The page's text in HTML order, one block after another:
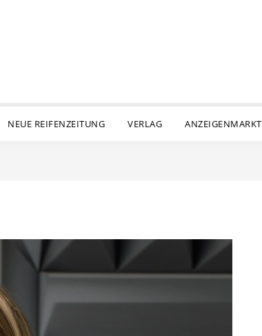
NEUE REIFENZEITUNG VERLAG ANZEIGENMARKT